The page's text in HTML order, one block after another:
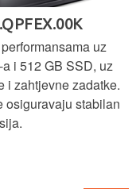
uz
i 512 GB SSD, uz
i zahtjevne zadatke.
osiguravaju stabilan